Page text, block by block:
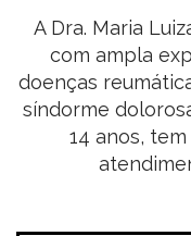
A Dra. Maria
com ampla
doenças
síndorme
14 anos,